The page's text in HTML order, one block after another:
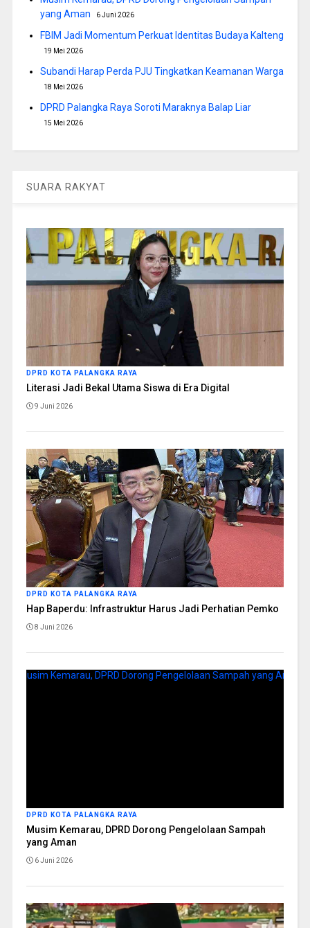
yang Aman
6 Juni 2026
FBIM Jadi Momentum Perkuat Identitas Budaya Kalteng
19 Mei 2026
Subandi Harap Perda PJU Tingkatkan Keamanan Warga
18 Mei 2026
DPRD Palangka Raya Soroti Maraknya Balap Liar
15 Mei 2026
SUARA RAKYAT
DPRD KOTA PALANGKA RAYA
Literasi Jadi Bekal Utama Siswa di Era Digital
9 Juni 2026
DPRD KOTA PALANGKA RAYA
Hap Baperdu: Infrastruktur Harus Jadi Perhatian Pemko
8 Juni 2026
DPRD KOTA PALANGKA RAYA
Musim Kemarau, DPRD Dorong Pengelolaan Sampah
yang Aman
6 Juni 2026